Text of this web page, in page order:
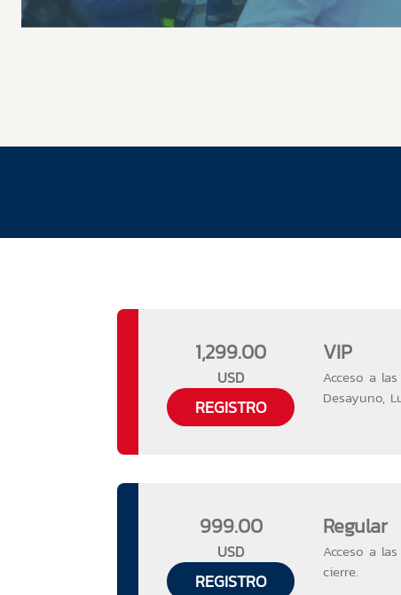
1,299.00
USD
REGISTRO
VIP
Acceso a
Desayuno,
999.00
USD
REGISTRO
Regular
Acceso a
cierre.